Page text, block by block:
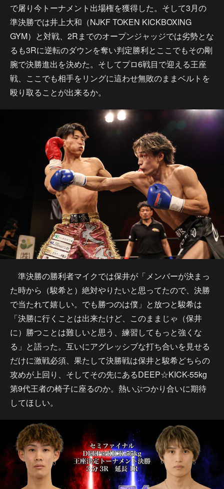
で屠り今トーナメント出場権を獲得した。そして3月の
準決勝では井上大和（NJKF TOKEN KICKBOXING
GYM）と対戦、2Rまでのオープンジャッジでは劣勢とな
るも3Rに逆転のダウンを奪い判定勝利とここでもその剛
腕で決勝進出を決めた。そしてプロ6戦目で迎える王座
戦、ここでも相手をリングに這わせ無敗のままベルトを
殴り取ることが出来るか。
準決勝の勝利者マイクでは保井が「メンバーが決まっ
た時から（駿希と）絶対やりたいと思ってたので、決勝
で当たれて嬉しい。でも勝つのは僕」と放つと駿希は
「決勝に行くことは出来たけど、このままじゃ（保井
に）勝つことは難しいと思う、練習してもっと強くな
る」と語った。互いにアグレッシブな打ち合いを見せる
だけに激戦必須、果たして決勝戦は保井と駿希どちらの
攻めが上回り、そしてその先にあるDEEP☆KICK-55kg
第9代王者の椅子に座るのか。熱いぶつかり合いに期待
してほしい。